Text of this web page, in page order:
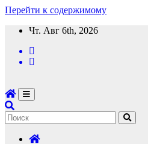
Перейти к содержимому
Чт. Авг 6th, 2026